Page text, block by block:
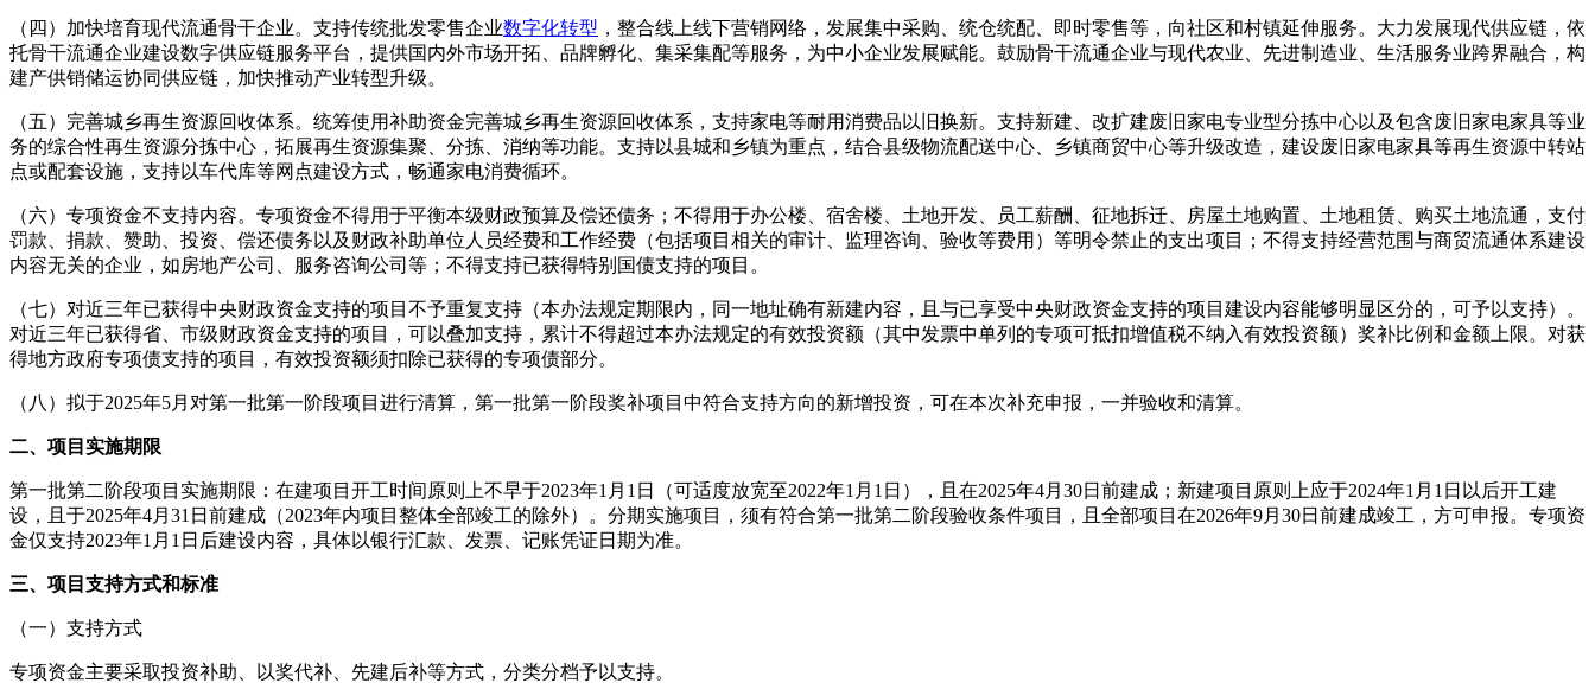
（四）加快培育现代流通骨干企业。支持传统批发零售企业数字化转型 ，整合线上线下营销网络，发展集中采购、统仓统配、即时零售等，向社区和村镇延伸服务。大力发展现代供应链，依
托骨干流通企业建设数字供应链服务平台，提供国内外市场开拓、品牌孵化、集采集配等服务，为中小企业发展赋能。鼓励骨干流通企业与现代农业、先进制造业、生活服务业跨界融合，构
建产供销储运协同供应链，加快推动产业转型升级。
（五）完善城乡再生资源回收体系。统筹使用补助资金完善城乡再生资源回收体系，支持家电等耐用消费品以旧换新。支持新建、改扩建废旧家电专业型分拣中心以及包含废旧家电家具等业
务的综合性再生资源分拣中心，拓展再生资源集聚、分拣、消纳等功能。支持以县城和乡镇为重点，结合县级物流配送中心、乡镇商贸中心等升级改造，建设废旧家电家具等再生资源中转站
点或配套设施，支持以车代库等网点建设方式，畅通家电消费循环。
（六）专项资金不支持内容。专项资金不得用于平衡本级财政预算及偿还债务；不得用于办公楼、宿舍楼、土地开发、员工薪酬、征地拆迁、房屋土地购置、土地租赁、购买土地流通，支付
罚款、捐款、赞助、投资、偿还债务以及财政补助单位人员经费和工作经费（包括项目相关的审计、监理咨询、验收等费用）等明令禁止的支出项目；不得支持经营范围与商贸流通体系建设
内容无关的企业，如房地产公司、服务咨询公司等；不得支持已获得特别国债支持的项目。
（七）对近三年已获得中央财政资金支持的项目不予重复支持（本办法规定期限内，同一地址确有新建内容，且与已享受中央财政资金支持的项目建设内容能够明显区分的，可予以支持）。
对近三年已获得省、市级财政资金支持的项目，可以叠加支持，累计不得超过本办法规定的有效投资额（其中发票中单列的专项可抵扣增值税不纳入有效投资额）奖补比例和金额上限。对获
得地方政府专项债支持的项目，有效投资额须扣除已获得的专项债部分。
（八）拟于2025年5月对第一批第一阶段项目进行清算，第一批第一阶段奖补项目中符合支持方向的新增投资，可在本次补充申报，一并验收和清算。
二、项目实施期限
第一批第二阶段项目实施期限：在建项目开工时间原则上不早于2023年1月1日（可适度放宽至2022年1月1日），且在2025年4月30日前建成；新建项目原则上应于2024年1月1日以后开工建
设，且于2025年4月31日前建成（2023年内项目整体全部竣工的除外）。分期实施项目，须有符合第一批第二阶段验收条件项目，且全部项目在2026年9月30日前建成竣工，方可申报。专项资
金仅支持2023年1月1日后建设内容，具体以银行汇款、发票、记账凭证日期为准。
三、项目支持方式和标准
（一）支持方式
专项资金主要采取投资补助、以奖代补、先建后补等方式，分类分档予以支持。